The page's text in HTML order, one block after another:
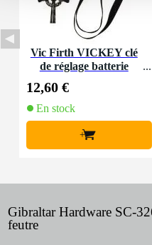
Vic Firth VICKEY clé
de réglage batterie
12,60 €
En stock
+
Gibraltar Hardware SC-
feutre